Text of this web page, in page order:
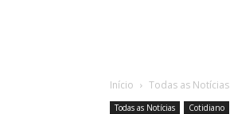
Início Todas as Notícias
Todas as Notícias Cotidiano